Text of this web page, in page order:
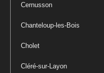
Cernusson
Chanteloup-les-Bois
Cholet
Cléré-sur-Layon